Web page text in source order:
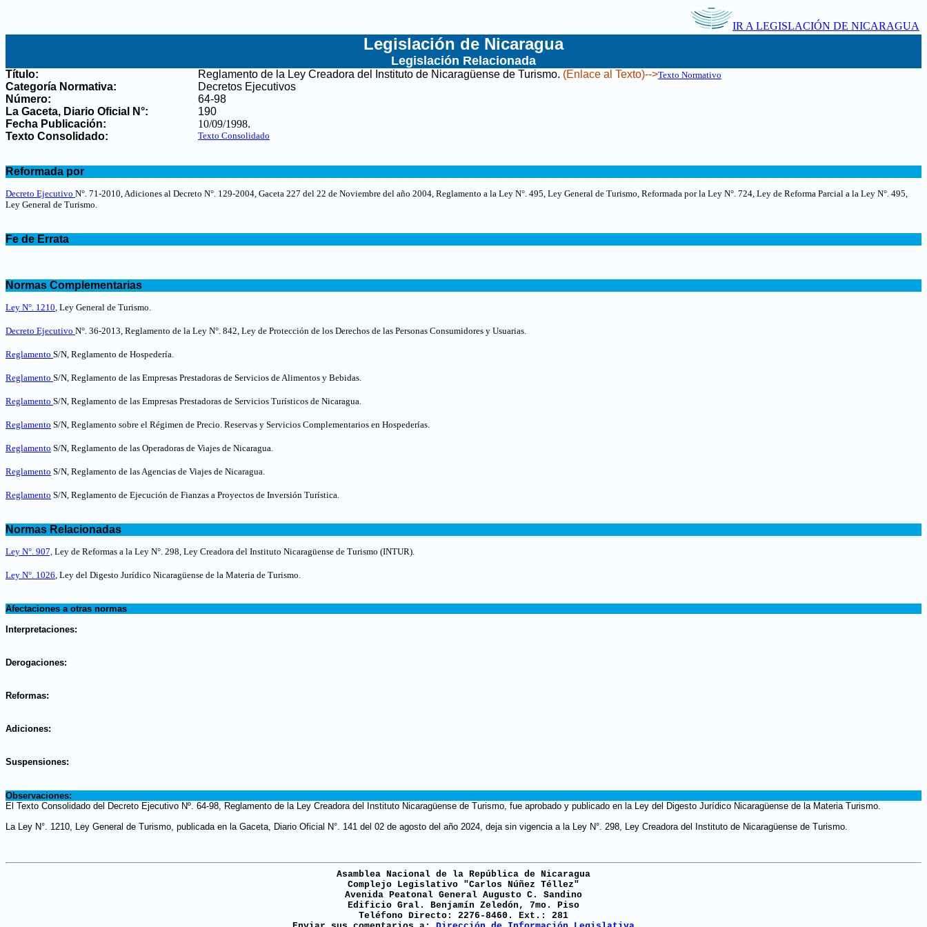
IR A LEGISLACIÓN DE NICARAGUA
Legislación de Nicaragua
Legislación Relacionada
Título: Reglamento de la Ley Creadora del Instituto de Nicaragüense de Turismo. (Enlace al Texto)-->Texto Normativo
Categoría Normativa:
Decretos Ejecutivos
Número:
64-98
La Gaceta, Diario Oficial N°:
190
Fecha Publicación:
10/09/1998.
Texto Consolidado:
Texto Consolidado
Reformada por
Decreto Ejecutivo N°. 71-2010, Adiciones al Decreto N°. 129-2004, Gaceta 227 del 22 de Noviembre del año 2004, Reglamento a la Ley N°. 495, Ley General de Turismo, Reformada por la Ley N°. 724, Ley de Reforma Parcial a la Ley N°. 495,
Ley General de Turismo.
Fe de Errata
Normas Complementarias
Ley N°. 1210, Ley General de Turismo.
Decreto Ejecutivo N°. 36-2013, Reglamento de la Ley N°. 842, Ley de Protección de los Derechos de las Personas Consumidores y Usuarias.
Reglamento S/N, Reglamento de Hospedería.
Reglamento S/N, Reglamento de las Empresas Prestadoras de Servicios de Alimentos y Bebidas.
Reglamento S/N, Reglamento de las Empresas Prestadoras de Servicios Turísticos de Nicaragua.
Reglamento S/N, Reglamento sobre el Régimen de Precio. Reservas y Servicios Complementarios en Hospederías.
Reglamento S/N, Reglamento de las Operadoras de Viajes de Nicaragua.
Reglamento S/N, Reglamento de las Agencias de Viajes de Nicaragua.
Reglamento S/N, Reglamento de Ejecución de Fianzas a Proyectos de Inversión Turística.
Normas Relacionadas
Ley N°. 907, Ley de Reformas a la Ley N°. 298, Ley Creadora del Instituto Nicaragüense de Turismo (INTUR).
Ley N°. 1026, Ley del Digesto Jurídico Nicaragüense de la Materia de Turismo.
Afectaciones a otras normas
Interpretaciones:
Derogaciones:
Reformas:
Adiciones:
Suspensiones:
Observaciones:
El Texto Consolidado del Decreto Ejecutivo Nº. 64-98, Reglamento de la Ley Creadora del Instituto Nicaragüense de Turismo, fue aprobado y publicado en la Ley del Digesto Jurídico Nicaragüense de la Materia Turismo.
La Ley N°. 1210, Ley General de Turismo, publicada en la Gaceta, Diario Oficial N°. 141 del 02 de agosto del año 2024, deja sin vigencia a la Ley N°. 298, Ley Creadora del Instituto de Nicaragüense de Turismo.
Asamblea Nacional de la República de Nicaragua
Complejo Legislativo "Carlos Núñez Téllez"
Avenida Peatonal General Augusto C. Sandino
Edificio Gral. Benjamín Zeledón, 7mo. Piso
Teléfono Directo: 2276-8460. Ext.: 281